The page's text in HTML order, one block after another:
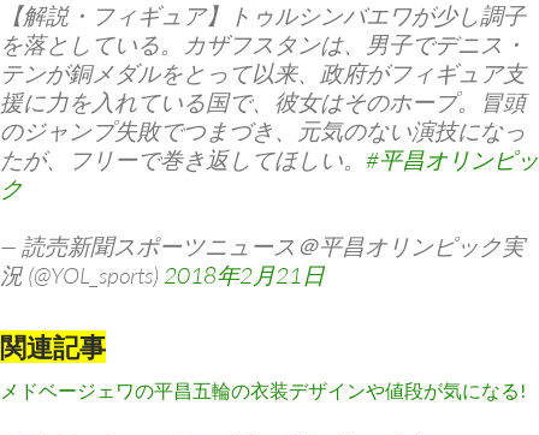
【解説・フィギュア】トゥルシンバエワが少し調子
を落としている。カザフスタンは、男子でデニス・
テンが銅メダルをとって以来、政府がフィギュア支
援に力を入れている国で、彼女はそのホープ。冒頭
のジャンプ失敗でつまづき、元気のない演技になっ
たが、フリーで巻き返してほしい。 #平昌オリンピッ
ク
— 読売新聞スポーツニュース＠平昌オリンピック実
況 (@YOL_sports) 2018年2月21日
関連記事
メドベージェワの平昌五輪の衣装デザインや値段が気になる!